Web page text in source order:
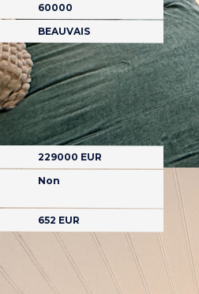
60000
BEAUVAIS
229000 EUR
Non
652 EUR